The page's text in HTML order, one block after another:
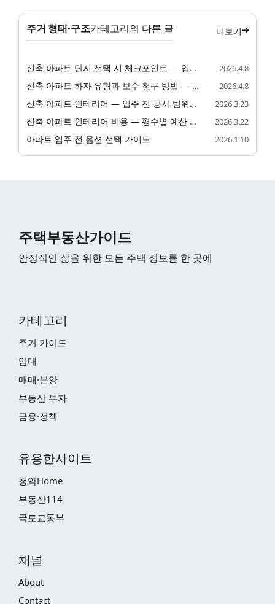
주거 형태·구조카테고리의 다른 글 더보기
신축 아파트 단지 선택 시 체크포인트 — 입주 전 확인 필수 사항 2026.4.8
신축 아파트 하자 유형과 보수 청구 방법 — 입주 전후 대응 가이드 2026.4.8
신축 아파트 인테리어 — 입주 전 공사 범위와 순서 2026.3.23
신축 아파트 인테리어 비용 — 평수별 예산 산정 기준 2026.3.22
아파트 입주 전 옵션 선택 가이드 2026.1.10
주택부동산가이드
안정적인 삶을 위한 모든 주택 정보를 한 곳에
카테고리
주거 가이드
임대
매매·분양
부동산 투자
금융·정책
유용한사이트
청약Home
부동산114
국토교통부
채널
About
Contact